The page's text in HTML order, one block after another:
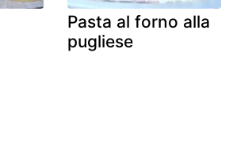
Pasta al forno alla
pugliese